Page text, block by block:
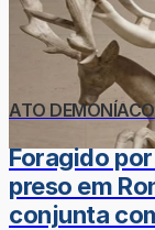
ATO DEMONÍACO
Foragido
preso em
conjunta